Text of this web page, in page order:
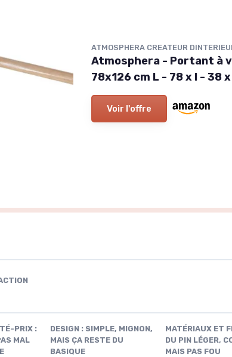
ATMOSPHERA CREATEUR
Atmosphera - Portant à
78x126 cm L - 78 x l - 38
Voir l'offre
PRIX :
MAL
DESIGN : SIMPLE, MIGNON,
MAIS ÇA RESTE DU
BASIQUE
MATÉRIAUX ET
DU PIN LÉGER,
MAIS PAS FOU